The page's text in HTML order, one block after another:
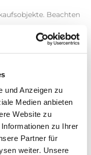
und Anzeigen zu
Medien anbieten
Website zu
zu Ihrer
Partner für
weiter. Unsere
Beachten
sind.